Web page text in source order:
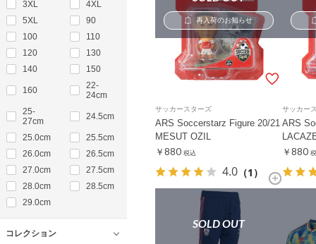
3XL
4XL
5XL
90
100
110
120
130
140
150
160
22-
24cm
25-
27cm
24.5cm
25.0cm
25.5cm
26.0cm
26.5cm
27.0cm
27.5cm
28.0cm
28.5cm
29.0cm
コレクション
再入荷のお知らせ
サッカースターズ
ARS Soccerstarz Figure 20/21
MESUT OZIL
￥880 税込
4.0 （1）
サッカー
ARS
￥880
SOLD OUT